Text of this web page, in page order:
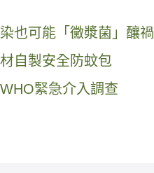
也可能「黴漿菌」釀禍
自製安全防蚊包
緊急介入調查